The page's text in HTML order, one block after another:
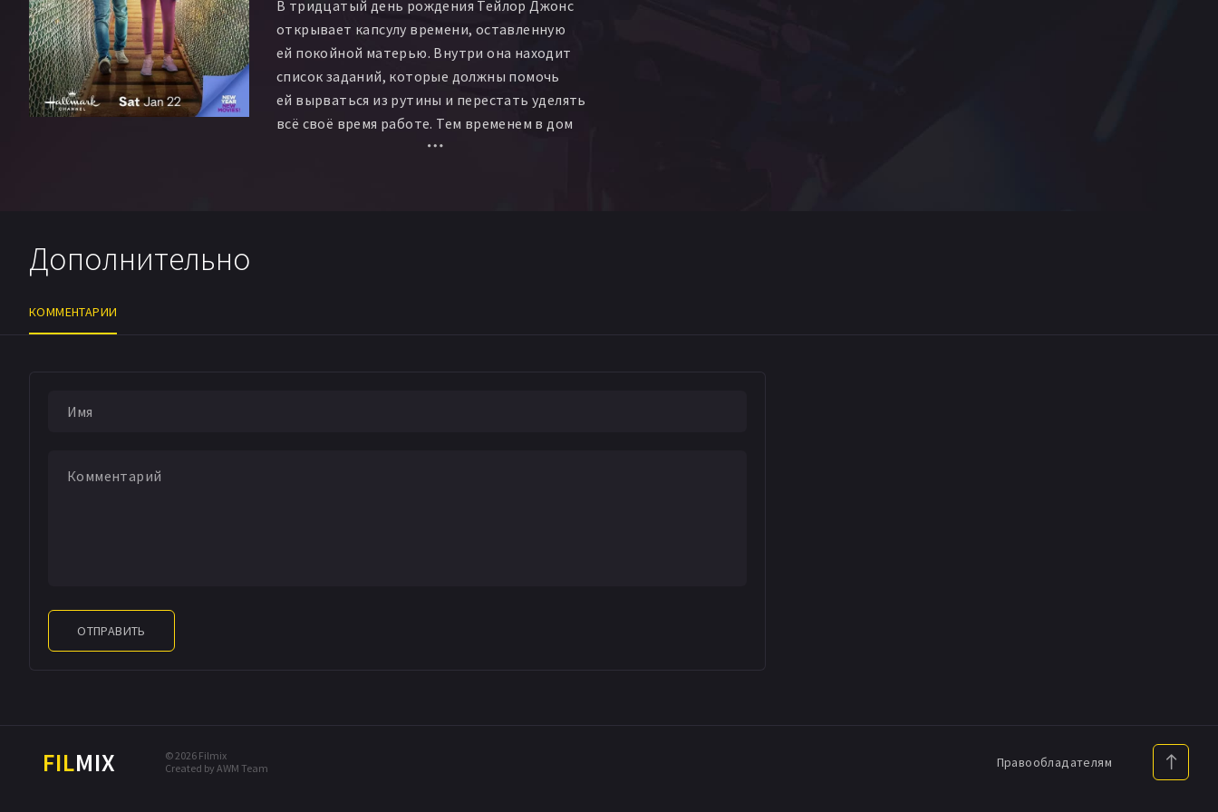
В тридцатый день рождения Тейлор Джонс
открывает капсулу времени, оставленную
ей покойной матерью. Внутри она находит
список заданий, которые должны помочь
ей вырваться из рутины и перестать уделять
всё своё время работе. Тем временем в дом
через улицу заселяется новый сосед Джош
Дополнительно
КОММЕНТАРИИ
ОТПРАВИТЬ
FILMIX
© 2026 Filmix
Created by AWM Team
Правообладателям